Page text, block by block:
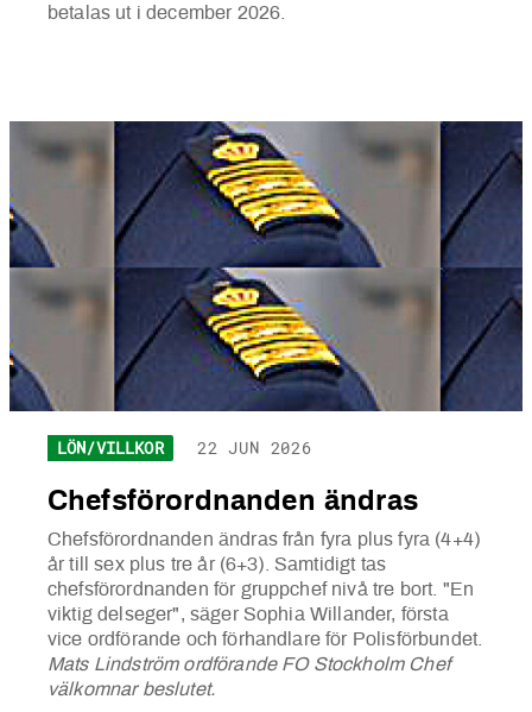
betalas ut i december 2026.
LÖN/VILLKOR 22 JUN 2026
Chefsförordnanden ändras
Chefsförordnanden ändras från fyra plus fyra (4+4)
år till sex plus tre år (6+3). Samtidigt tas
chefsförordnanden för gruppchef nivå tre bort. "En
viktig delseger", säger Sophia Willander, första
vice ordförande och förhandlare för Polisförbundet.
Mats Lindström ordförande FO Stockholm Chef
välkomnar beslutet.